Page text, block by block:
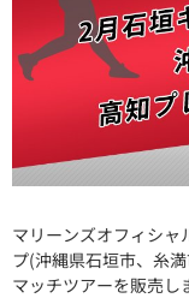
マリーンズオフィシャ
プ(沖縄県石垣市、糸
マッチツアーを販売し